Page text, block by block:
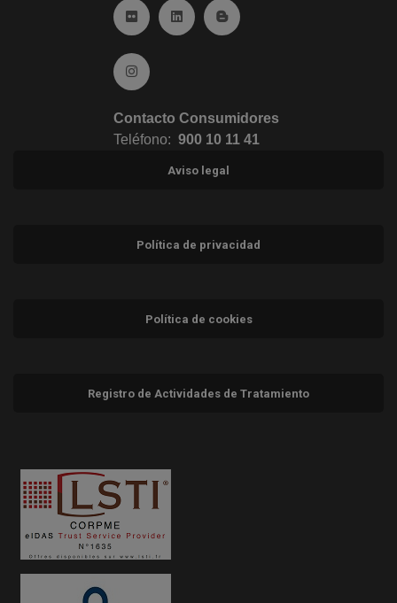
Ir a Flickr (abre en ventana nueva)
Ir a Linkedin (abre en ventana nueva)
Ir al Blog (abre en ventana
Ir a Instagram (abre en ventana nueva)
Contacto Consumidores
Teléfono: 900 10 11 41
Aviso legal
Política de privacidad
Política de cookies
Registro de Actividades de Tratamiento